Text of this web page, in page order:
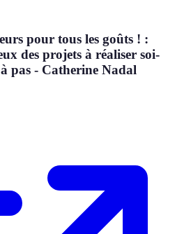
pour tous les goûts ! :
des projets à réaliser soi-
pas - Catherine Nadal